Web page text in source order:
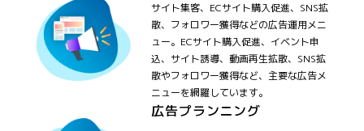
サイト集客、ECサイト購入促進、SNS拡
散、フォロワー獲得などの広告運用メニ
ュー。ECサイト購入促進、イベント申
込、サイト誘導、動画再生拡散、SNS拡
散やフォロワー獲得など、主要な広告メ
ニューを網羅しています。
広告プランニング